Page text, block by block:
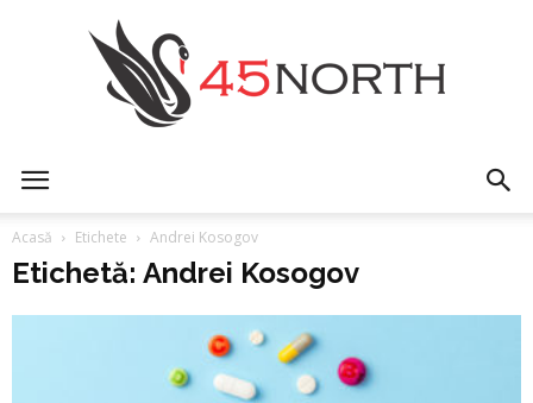
Acasă Etichete Andrei Kosogov
Etichetă: Andrei Kosogov